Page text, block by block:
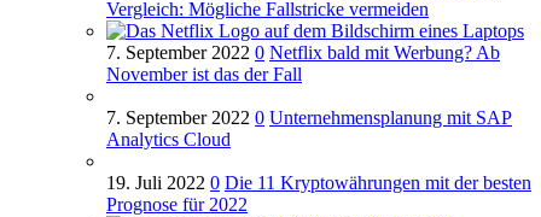
Vergleich: Mögliche Fallstricke vermeiden
7. September 2022 0 Netflix bald mit Werbung? Ab
November ist das der Fall
7. September 2022 0 Unternehmensplanung mit SAP
Analytics Cloud
19. Juli 2022 0 Die 11 Kryptowährungen mit der besten
Prognose für 2022